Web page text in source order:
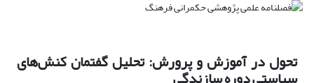
تحول در آموزش و پرورش: تحلیل گفتمان کنش‌های